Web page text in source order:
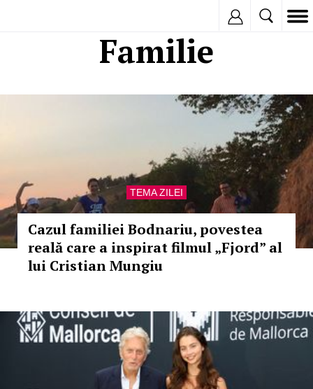
Familie
TEMA ZILEI
Cazul familiei Bodnariu, povestea
reală care a inspirat filmul „Fjord” al
lui Cristian Mungiu